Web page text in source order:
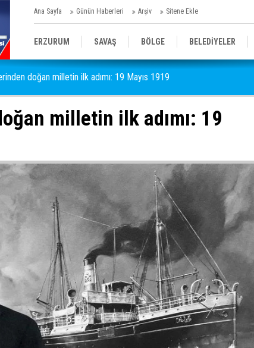
Ana Sayfa Günün Haberleri Arşiv Sitene Ekle
ERZURUM SAVAŞ BÖLGE BELEDİYELER
SPOR SAĞLIK GENEL
doğan milletin ilk adımı: 19 Mayıs 1919
milletin ilk adımı: 19